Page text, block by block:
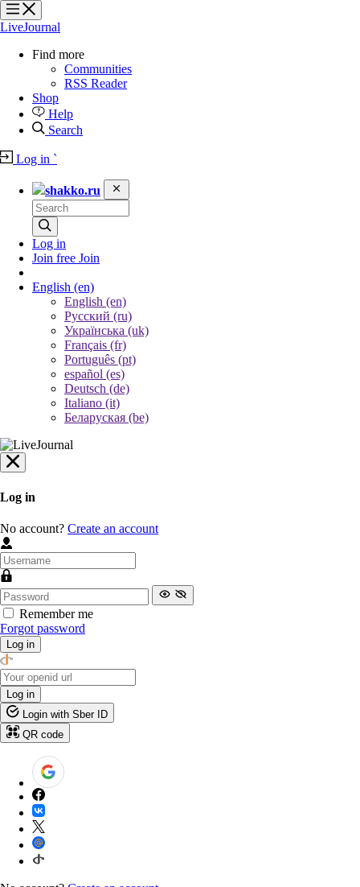
?
?
LiveJournal
Find more
Communities
RSS Reader
Shop
Help
Search
Log in `
shakko.ru
Log in
Join free Join
English (en)
English (en)
Русский (ru)
Українська (uk)
Français (fr)
Português (pt)
español (es)
Deutsch (de)
Italiano (it)
Беларуская (be)
Log in
No account? Create an account
Remember me
Forgot password
Log in
Log in
Login with Sber ID
QR code